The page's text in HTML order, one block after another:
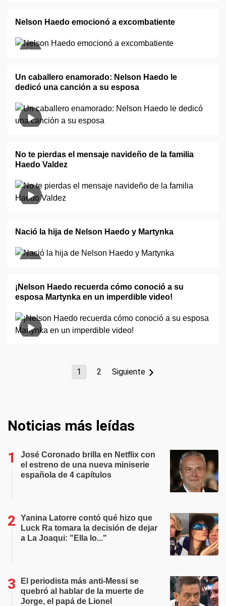
Nelson Haedo emocionó a excombatiente
Un caballero enamorado: Nelson Haedo le
dedicó una canción a su esposa
No te pierdas el mensaje navideño de la familia
Haedo Valdez
Nació la hija de Nelson Haedo y Martynka
¡Nelson Haedo recuerda cómo conoció a su
esposa Martynka en un imperdible video!
1 2 Siguiente
Noticias más leídas
José Coronado brilla en Netflix con
el estreno de una nueva miniserie
española de 4 capítulos
Yanina Latorre contó qué hizo que
Luck Ra tomara la decisión de dejar
a La Joaqui: "Ella lo..."
El periodista más anti-Messi se
quebró al hablar de la muerte de
Jorge, el papá de Lionel